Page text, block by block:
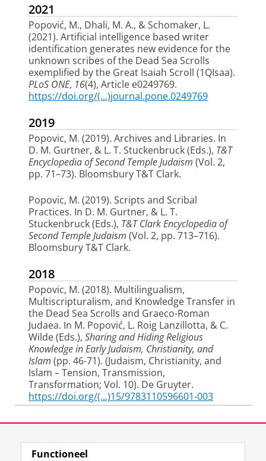
2021
Popović, M., Dhali, M. A., & Schomaker, L.
(2021). Artificial intelligence based writer
identification generates new evidence for the
unknown scribes of the Dead Sea Scrolls
exemplified by the Great Isaiah Scroll (1QIsaa).
PLoS ONE, 16(4), Article e0249769.
https://doi.org/(...)journal.pone.0249769
2019
Popovic, M. (2019). Archives and Libraries. In
D. M. Gurtner, & L. T. Stuckenbruck (Eds.), T&T
Encyclopedia of Second Temple Judaism (Vol. 2,
pp. 71–73). Bloomsbury T&T Clark.
Popovic, M. (2019). Scripts and Scribal
Practices. In D. M. Gurtner, & L. T.
Stuckenbruck (Eds.), T&T Clark Encyclopedia of
Second Temple Judaism (Vol. 2, pp. 713–716).
Bloomsbury T&T Clark.
2018
Popovic, M. (2018). Multilingualism,
Multiscripturalism, and Knowledge Transfer in
the Dead Sea Scrolls and Graeco-Roman
Judaea. In M. Popović, L. Roig Lanzillotta, & C.
Wilde (Eds.), Sharing and Hiding Religious
Knowledge in Early Judaism, Christianity, and
Islam (pp. 46-71). (Judaism, Christianity, and
Islam – Tension, Transmission,
Transformation; Vol. 10). De Gruyter.
https://doi.org/(...)15/9783110596601-003
Popović, M., Roig Lanzillotta, L., & Wilde, C.
Knowledge in Early Judaism, Christianity, and
Islam. (Judaism, Christianity, and Islam –
View this page in:English
Functioneel